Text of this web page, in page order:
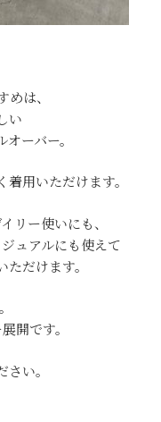
は、
い
ーバー。
用いただけます。
リー使いにも、
ュアルにも使えて
だけます。
開です。
い。